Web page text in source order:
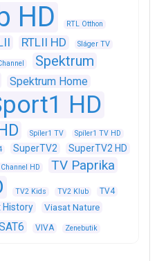
HD
RTL Otthon
RTLII HD Sláger TV
Spektrum
Spektrum Home
HD
Spíler1 TV
Spíler1 TV HD
SuperTV2 SuperTV2 HD
HD TV Paprika
TV2 Kids TV2 Klub TV4
History Viasat Nature
VIVA Zenebutik